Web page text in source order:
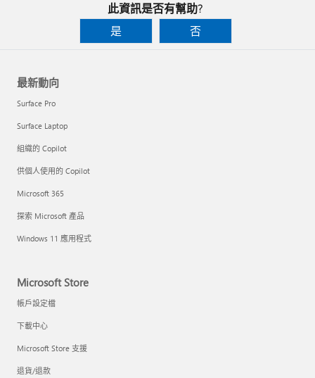
此資訊是否有幫助?
是
否
最新動向
Surface Pro
Surface Laptop
組織的 Copilot
供個人使用的 Copilot
Microsoft 365
探索 Microsoft 產品
Windows 11 應用程式
Microsoft Store
帳戶設定檔
下載中心
Microsoft Store 支援
退貨/退款